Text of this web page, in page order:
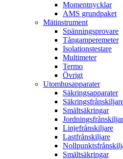
Momentnycklar
AMS grundpaket
Mätinstrument
Spänningsprovare
Tångamperemeter
Isolationstestare
Multimeter
Termo
Övrigt
Utomhusapparater
Säkringsapparater
Smältsäkringar
Linjefrånskiljare
Lastfrånskiljare
Smältsäkringar